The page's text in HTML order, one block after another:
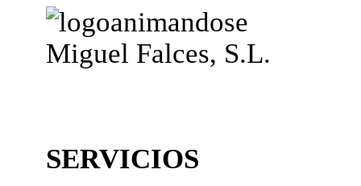
Miguel Falces, S.L.
SERVICIOS